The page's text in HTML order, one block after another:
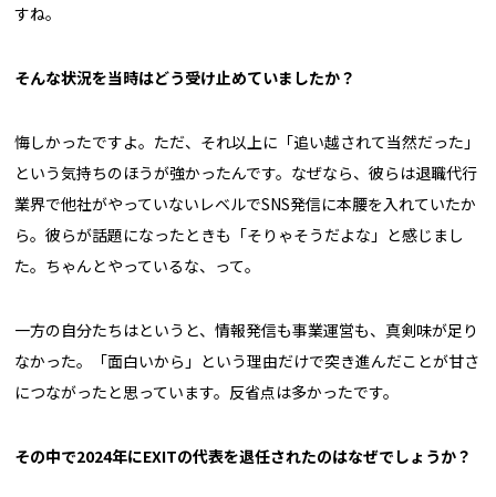
すね。
――そんな状況を当時はどう受け止めていましたか？
悔しかったですよ。ただ、それ以上に「追い越されて当然だった」
という気持ちのほうが強かったんです。なぜなら、彼らは退職代行
業界で他社がやっていないレベルでSNS発信に本腰を入れていたか
ら。彼らが話題になったときも「そりゃそうだよな」と感じまし
た。ちゃんとやっているな、って。
一方の自分たちはというと、情報発信も事業運営も、真剣味が足り
なかった。「面白いから」という理由だけで突き進んだことが甘さ
につながったと思っています。反省点は多かったです。
――その中で2024年にEXITの代表を退任されたのはなぜでしょうか？